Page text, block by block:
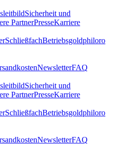
Sicherheit und
PartnerPresseKarriere
SchließfachBetriebsgoldphiloro
NewsletterFAQ
Sicherheit und
PartnerPresseKarriere
SchließfachBetriebsgoldphiloro
NewsletterFAQ